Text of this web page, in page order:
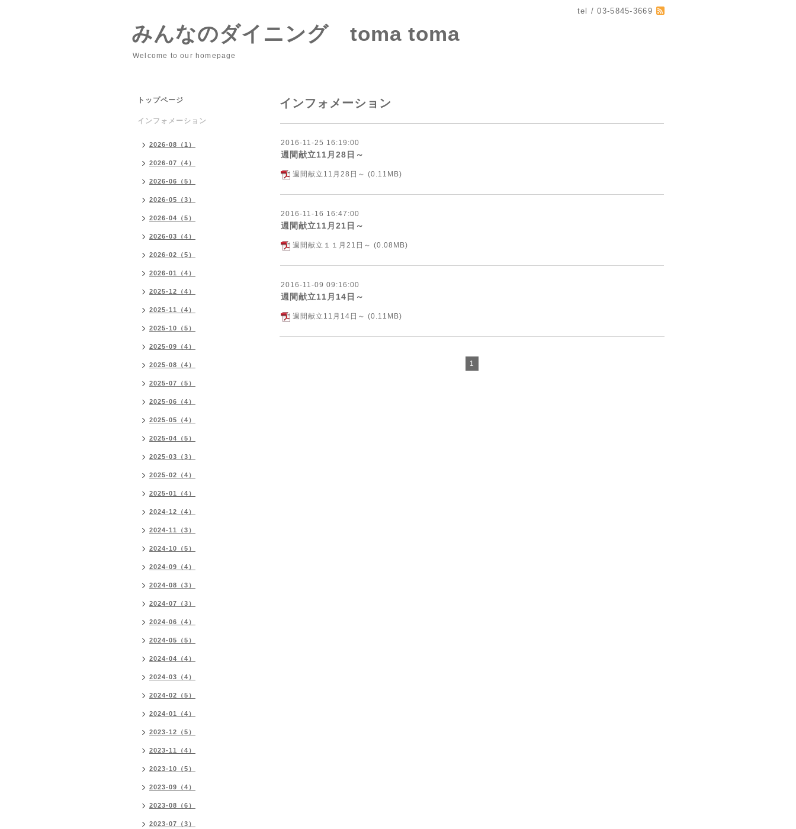
tel / 03-5845-3669
みんなのダイニング toma toma
Welcome to our homepage
インフォメーション
2016-11-25 16:19:00
週間献立11月28日～
週間献立11月28日～ (0.11MB)
2016-11-16 16:47:00
週間献立11月21日～
週間献立１１月21日～ (0.08MB)
2016-11-09 09:16:00
週間献立11月14日～
週間献立11月14日～ (0.11MB)
1
トップページ
インフォメーション
2026-08（1）
2026-07（4）
2026-06（5）
2026-05（3）
2026-04（5）
2026-03（4）
2026-02（5）
2026-01（4）
2025-12（4）
2025-11（4）
2025-10（5）
2025-09（4）
2025-08（4）
2025-07（5）
2025-06（4）
2025-05（4）
2025-04（5）
2025-03（3）
2025-02（4）
2025-01（4）
2024-12（4）
2024-11（3）
2024-10（5）
2024-09（4）
2024-08（3）
2024-07（3）
2024-06（4）
2024-05（5）
2024-04（4）
2024-03（4）
2024-02（5）
2024-01（4）
2023-12（5）
2023-11（4）
2023-10（5）
2023-09（4）
2023-08（6）
2023-07（3）